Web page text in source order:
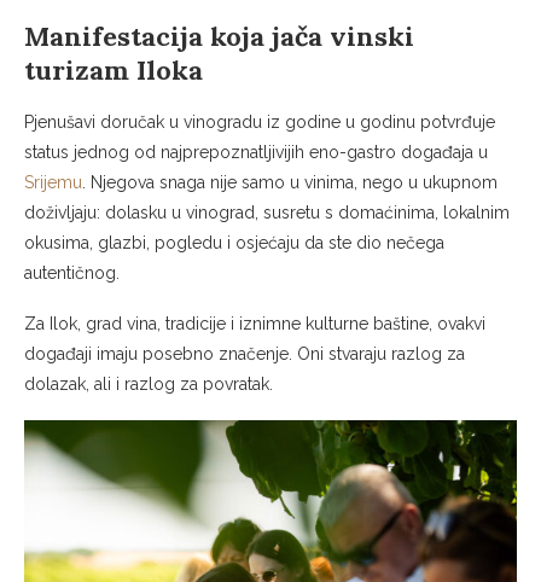
Manifestacija koja jača vinski
turizam Iloka
Pjenušavi doručak u vinogradu iz godine u godinu potvrđuje
status jednog od najprepoznatljivijih eno-gastro događaja u
Srijemu . Njegova snaga nije samo u vinima, nego u ukupnom
doživljaju: dolasku u vinograd, susretu s domaćinima, lokalnim
okusima, glazbi, pogledu i osjećaju da ste dio nečega
autentičnog.
Za Ilok, grad vina, tradicije i iznimne kulturne baštine, ovakvi
događaji imaju posebno značenje. Oni stvaraju razlog za
dolazak, ali i razlog za povratak.